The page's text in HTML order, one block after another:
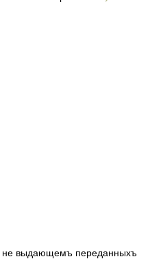
не выдающемъ переданныхъ